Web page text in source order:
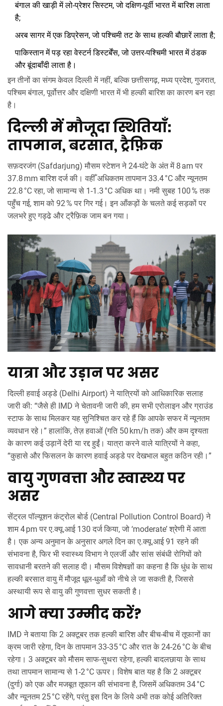
बंगाल की खाड़ी में लो‑प्रेशर सिस्टम, जो दक्षिण‑पूर्वी भारत में बारिश लाता
है;
अरब सागर में एक डिप्रेसन, जो पश्चिमी तट के साथ हल्की बौछारें लाता है;
पाकिस्तान में पड़ रहा वेस्टर्न डिस्टर्बेंस, जो उत्तर‑पश्चिमी भारत में ठंडक
और बूंदाबाँदी लाता है।
इन तीनों का संगम केवल दिल्ली में नहीं, बल्कि छत्तीसगढ़, मध्य प्रदेश, गुजरात,
पश्चिम बंगाल, पूर्वोत्तर और दक्षिणी भारत में भी हल्की बारिश का कारण बन रहा
है।
दिल्ली में मौजूदा स्थितियाँ:
तापमान, बरसात, ट्रैफ़िक
सफ़दरजंग (Safdarjung) मौसम स्टेशन ने 24‑घंटे के अंत में 8 am पर
37.8 mm बारिश दर्ज की। वहीँ अधिकतम तापमान 33.4 °C और न्यूनतम
22.8 °C रहा, जो सामान्य से 1‑1.3 °C अधिक था। नमी सुबह 100 % तक
पहुँच गई, शाम को 92 % पर गिर गई। इन आँकड़ों के चलते कई सड़कों पर
जलभरे हुए गड्ढे और ट्रैफ़िक जाम बन गया।
यात्रा और उड़ान पर असर
दिल्ली हवाई अड्डे (Delhi Airport) ने यात्रियों को आधिकारिक सलाह
जारी की: “जैसे ही IMD ने चेतावनी जारी की, हम सभी एरोलाइन और ग्राउंड
स्टाफ के साथ मिलकर यह सुनिश्चित कर रहे हैं कि आपके सफर में न्यूनतम
व्यवधान रहे।” हालांकि, तेज़ हवाओं (गति 50 km/h तक) और कम दृश्यता
के कारण कई उड़ानें देरी या रद्द हुईं। यात्रा करने वाले यात्रियों ने कहा,
“कुहासे और फिसलन के कारण हवाई अड्डे पर देखभाल बहुत कठिन रही।”
वायु गुणवत्ता और स्वास्थ्य पर
असर
सेंट्रल पॉल्यूशन कंट्रोल बोर्ड (Central Pollution Control Board) ने
शाम 4 pm पर ए.क्यू.आई 130 दर्ज किया, जो ‘moderate’ श्रेणी में आता
है। एक अन्य अनुमान के अनुसार अगले दिन का ए.क्यू.आई 91 रहने की
संभावना है, फिर भी स्वास्थ्य विभाग ने एलर्जी और सांस संबंधी रोगियों को
सावधानी बरतने की सलाह दी। मौसम विशेषज्ञों का कहना है कि धुंध के साथ
हल्की बरसात वायु में मौजूद धूल‑धुआँ को नीचे ले जा सकती है, जिससे
अस्थायी रूप से वायु की गुणवत्ता सुधर सकती है।
आगे क्या उम्मीद करें?
IMD ने बताया कि 2 अक्टूबर तक हल्की बारिश और बीच‑बीच में तूफानों का
क्रम जारी रहेगा, दिन के तापमान 33‑35 °C और रात के 24‑26 °C के बीच
रहेगा। 3 अक्टूबर को मौसम साफ‑सुथरा रहेगा, हल्की बादलछाया के साथ
तथा तापमान सामान्य से 1‑2 °C ऊपर। विशेष बात यह है कि 2 अक्टूबर
(दुर्गा) को एक और मजबूत तूफान की संभावना है, जिसमें अधिकतम 34 °C
और न्यूनतम 25 °C रहेंगे, परंतु इस दिन के लिये अभी तक कोई अतिरिक्त